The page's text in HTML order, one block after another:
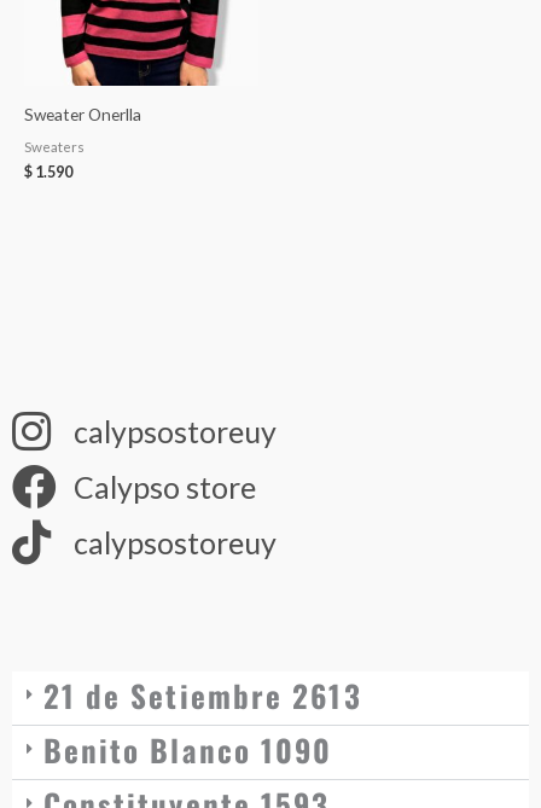
Sweater Onerlla
Sweaters
$ 1.590
calypsostoreuy
Calypso store
calypsostoreuy
21 de Setiembre 2613
Benito Blanco 1090